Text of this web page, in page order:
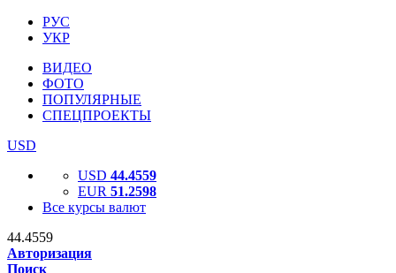
РУС
УКР
ВИДЕО
ФОТО
ПОПУЛЯРНЫЕ
СПЕЦПРОЕКТЫ
USD
USD 44.4559
EUR 51.2598
Все курсы валют
44.4559
Авторизация
Поиск